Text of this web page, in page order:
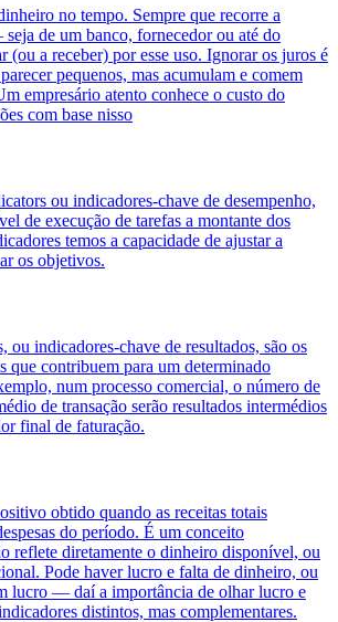
no tempo. Sempre que recorre a
de um banco, fornecedor ou até do
(ou a receber) por esse uso. Ignorar os juros é
pequenos, mas acumulam e comem
empresário atento conhece o custo do
com base nisso
ou indicadores-chave de desempenho,
de execução de tarefas a montante dos
temos a capacidade de ajustar a
os objetivos.
ou indicadores-chave de resultados, são os
que contribuem para um determinado
num processo comercial, o número de
de transação serão resultados intermédios
final de faturação.
obtido quando as receitas totais
do período. É um conceito
reflete diretamente o dinheiro disponível, ou
Pode haver lucro e falta de dinheiro, ou
lucro — daí a importância de olhar lucro e
distintos, mas complementares.